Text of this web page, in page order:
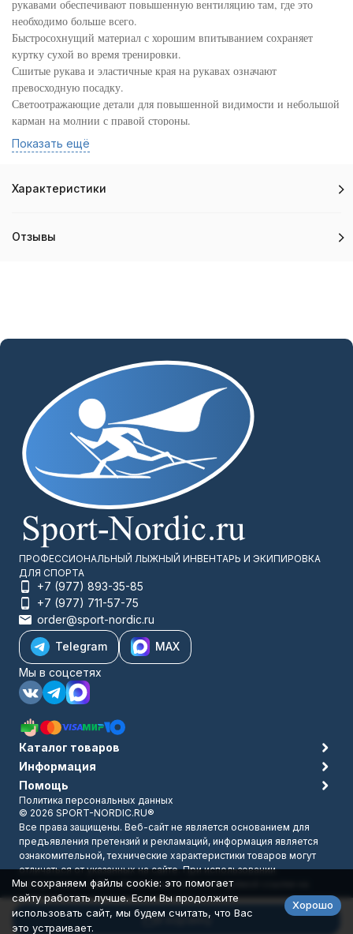
В корзину
рукавами обеспечивают повышенную вентиляцию там, где это
необходимо больше всего.
Быстросохнущий материал с хорошим впитыванием сохраняет
куртку сухой во время тренировки.
Сшитые рукава и эластичные края на рукавах означают
превосходную посадку.
Светоотражающие детали для повышенной видимости и небольшой
карман на молнии с правой стороны.
Показать ещё
Характеристики
Отзывы
ПРОФЕССИОНАЛЬНЫЙ ЛЫЖНЫЙ ИНВЕНТАРЬ И ЭКИПИРОВКА
ДЛЯ СПОРТА
+7 (977) 893-35-85
+7 (977) 711-57-75
order@sport-nordic.ru
Telegram
MAX
Мы в соцсетях
Каталог товаров
Информация
Помощь
Политика персональных данных
© 2026 SPORT-NORDIC.RU®
Все права защищены. Веб-сайт не является основанием для
предъявления претензий и рекламаций, информация является
ознакомительной, технические характеристики товаров могут
отличаться от указанных на сайте. При использовании
материалов с сайта обязательно указание прямой ссылки на
источник.
Разработано вbodysite.ru
Мы сохраняем файлы cookie: это помогает
сайту работать лучше. Если Вы продолжите
использовать сайт, мы будем считать, что Вас
это устраивает.
Хорошо